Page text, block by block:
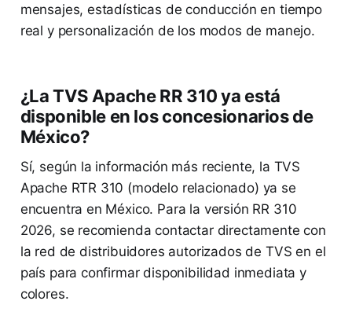
mensajes, estadísticas de conducción en tiempo
real y personalización de los modos de manejo.
¿La TVS Apache RR 310 ya está
disponible en los concesionarios de
México?
Sí, según la información más reciente, la TVS
Apache RTR 310 (modelo relacionado) ya se
encuentra en México. Para la versión RR 310
2026, se recomienda contactar directamente con
la red de distribuidores autorizados de TVS en el
país para confirmar disponibilidad inmediata y
colores.